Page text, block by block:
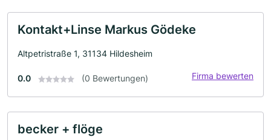
Kontakt+Linse Markus Gödeke
Altpetristraße 1, 31134 Hildesheim
0.0 (0 Bewertungen) Firma bewerten
becker + flöge